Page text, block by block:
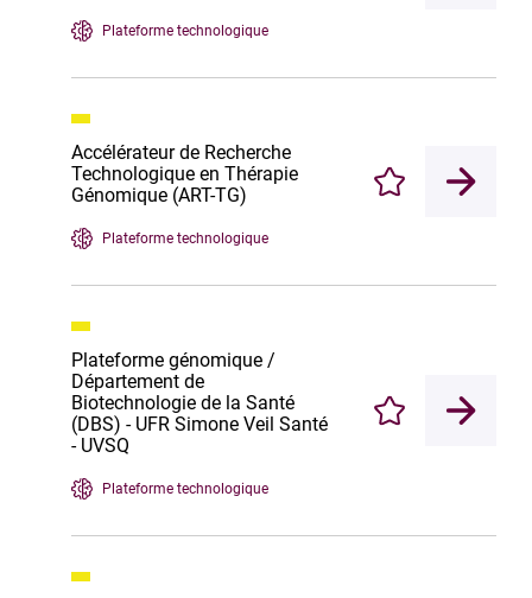
Plateforme technologique
Accélérateur de Recherche
Technologique en Thérapie
Génomique (ART-TG)
Plateforme technologique
Enregistrer
Plateforme génomique /
Département de
Biotechnologie de la Santé
(DBS) - UFR Simone Veil Santé
- UVSQ
Plateforme technologique
Enregistrer